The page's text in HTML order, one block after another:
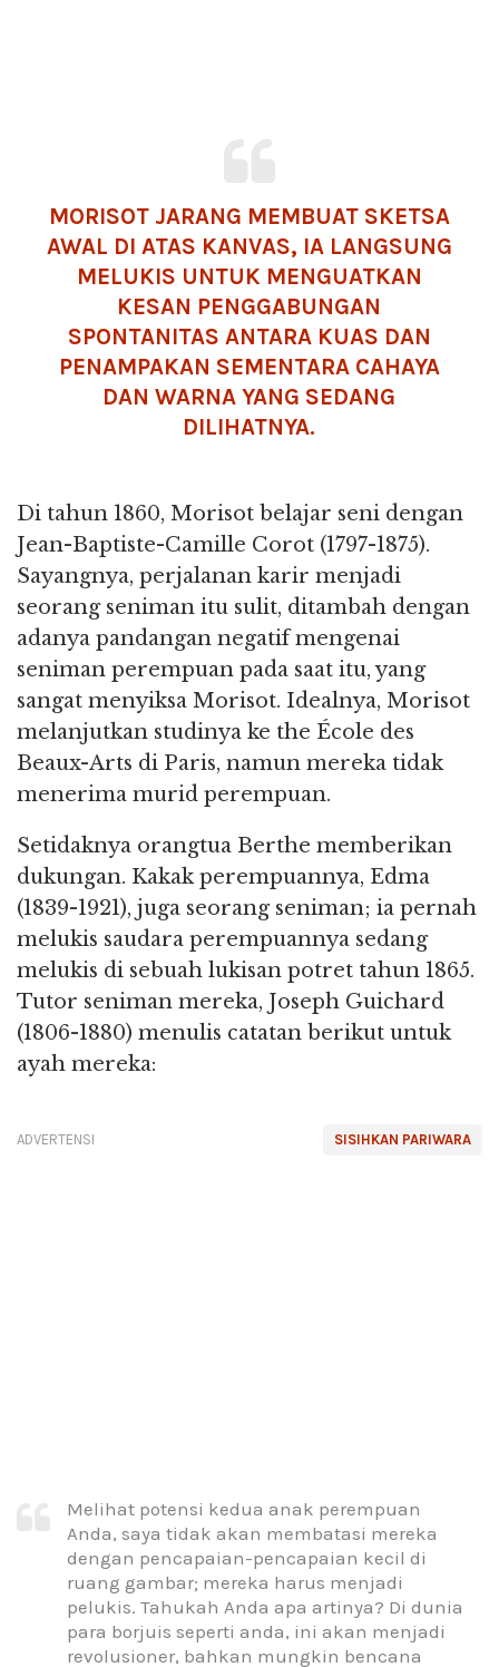
MORISOT JARANG MEMBUAT SKETSA
AWAL DI ATAS KANVAS, IA LANGSUNG
MELUKIS UNTUK MENGUATKAN
KESAN PENGGABUNGAN
SPONTANITAS ANTARA KUAS DAN
PENAMPAKAN SEMENTARA CAHAYA
DAN WARNA YANG SEDANG
DILIHATNYA.
Di tahun 1860, Morisot belajar seni dengan
Jean-Baptiste-Camille Corot (1797-1875).
Sayangnya, perjalanan karir menjadi
seorang seniman itu sulit, ditambah dengan
adanya pandangan negatif mengenai
seniman perempuan pada saat itu, yang
sangat menyiksa Morisot. Idealnya, Morisot
melanjutkan studinya ke the École des
Beaux-Arts di Paris, namun mereka tidak
menerima murid perempuan.
Setidaknya orangtua Berthe memberikan
dukungan. Kakak perempuannya, Edma
(1839-1921), juga seorang seniman; ia pernah
melukis saudara perempuannya sedang
melukis di sebuah lukisan potret tahun 1865.
Tutor seniman mereka, Joseph Guichard
(1806-1880) menulis catatan berikut untuk
ayah mereka:
SISIHKAN PARIWARA
ADVERTENSI
Melihat potensi kedua anak perempuan
Anda, saya tidak akan membatasi mereka
dengan pencapaian-pencapaian kecil di
ruang gambar; mereka harus menjadi
pelukis. Tahukah Anda apa artinya? Di dunia
para borjuis seperti anda, ini akan menjadi
revolusioner, bahkan mungkin bencana